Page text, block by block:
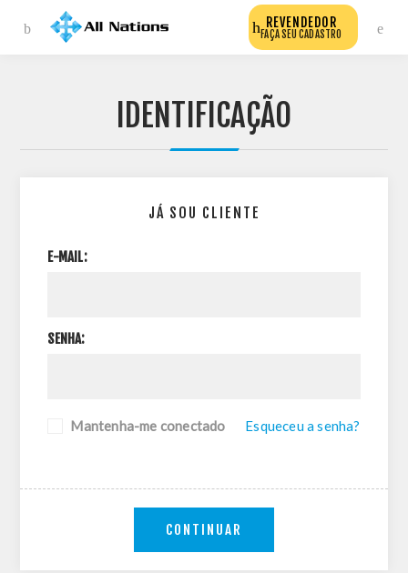
REVENDEDOR
FAÇA SEU CADASTRO
IDENTIFICAÇÃO
JÁ SOU CLIENTE
E-MAIL:
SENHA:
Mantenha-me conectado Esqueceu a senha?
CONTINUAR